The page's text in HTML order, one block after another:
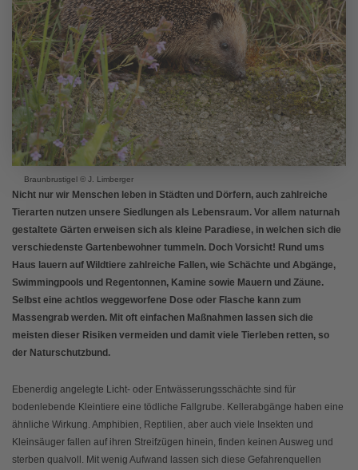
Braunbrustigel © J. Limberger
Nicht nur wir Menschen leben in Städten und Dörfern, auch zahlreiche
Tierarten nutzen unsere Siedlungen als Lebensraum. Vor allem naturnah
gestaltete Gärten erweisen sich als kleine Paradiese, in welchen sich die
verschiedenste Gartenbewohner tummeln. Doch Vorsicht! Rund ums
Haus lauern auf Wildtiere zahlreiche Fallen, wie Schächte und Abgänge,
Swimmingpools und Regentonnen, Kamine sowie Mauern und Zäune.
Selbst eine achtlos weggeworfene Dose oder Flasche kann zum
Massengrab werden. Mit oft einfachen Maßnahmen lassen sich die
meisten dieser Risiken vermeiden und damit viele Tierleben retten, so
der Naturschutzbund.
Ebenerdig angelegte Licht- oder Entwässerungsschächte sind für
bodenlebende Kleintiere eine tödliche Fallgrube. Kellerabgänge haben eine
ähnliche Wirkung. Amphibien, Reptilien, aber auch viele Insekten und
Kleinsäuger fallen auf ihren Streifzügen hinein, finden keinen Ausweg und
sterben qualvoll. Mit wenig Aufwand lassen sich diese Gefahrenquellen